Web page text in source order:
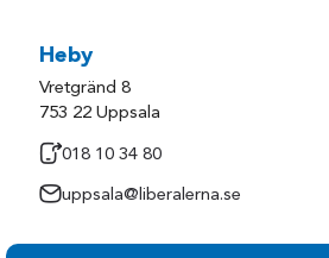
Heby
Vretgränd 8
753 22 Uppsala
018 10 34 80
uppsala@liberalerna.se